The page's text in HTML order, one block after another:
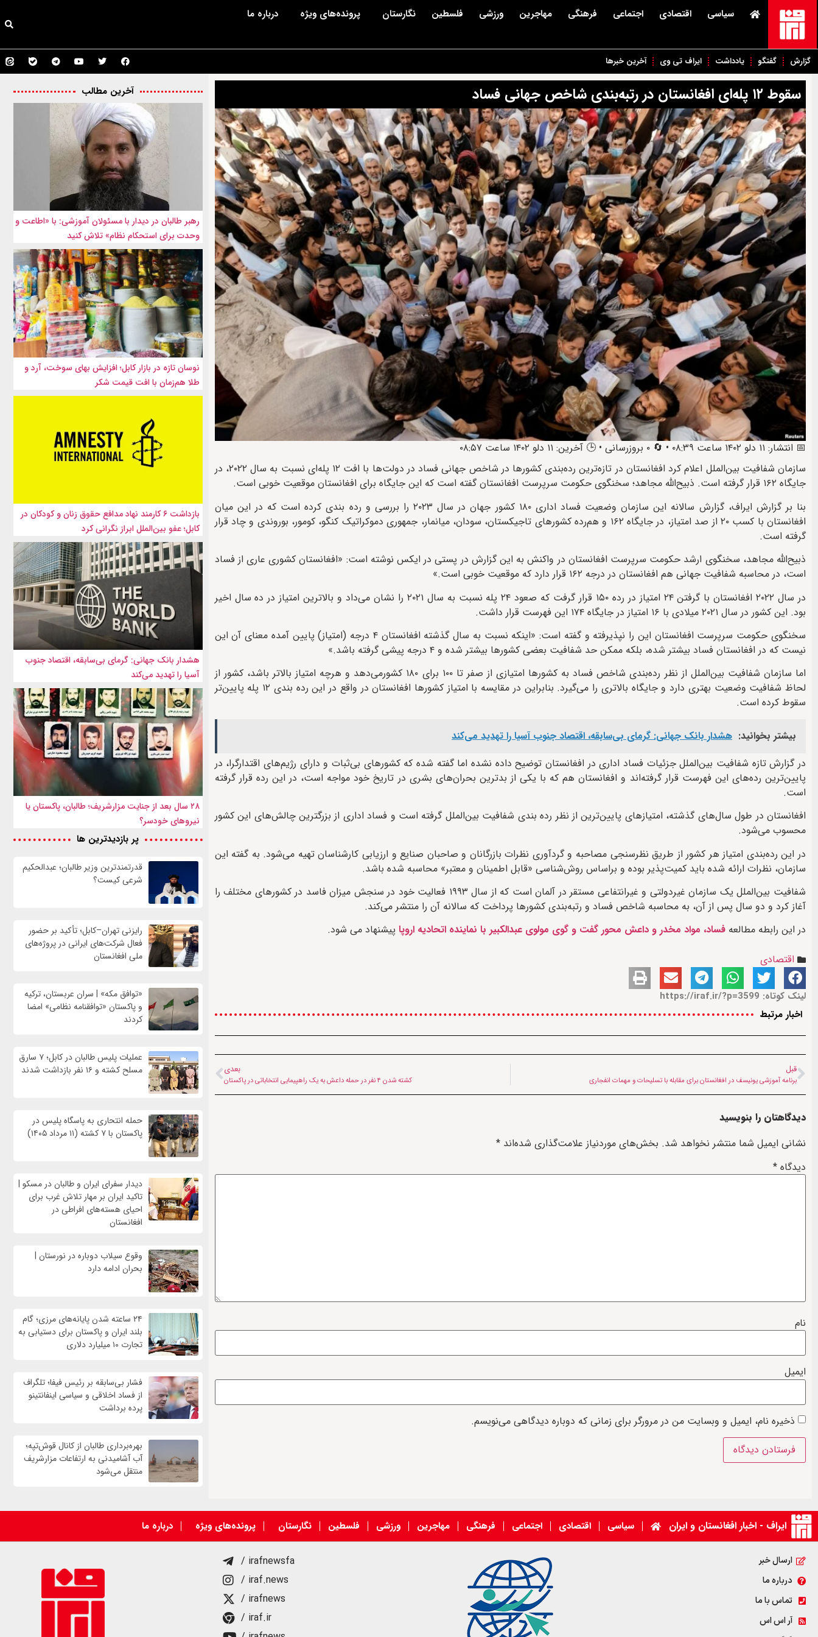
سیاسی اقتصادی اجتماعی فرهنگی مهاجرین ورزشی فلسطین نگارستان پرونده‌های ویژه درباره ما
گزارش گفتگو یادداشت ایراف تی وی آخرین خبرها
سقوط ۱۲ پله‌ای افغانستان در رتبه‌بندی شاخص جهانی فساد
📅 انتشار: ۱۱ دلو ۱۴۰۲ ساعت ۰۸:۳۹ • 🔄 ۰ بروزرسانی • 🕒 آخرین: ۱۱ دلو ۱۴۰۲ ساعت ۰۸:۵۷
سازمان شفافیت بین‌الملل اعلام کرد افغانستان در تازه‌ترین رده‌بندی کشورها در شاخص جهانی فساد در دولت‌ها با افت ۱۲ پله‌ای نسبت به سال ۲۰۲۲، در
جایگاه ۱۶۲ قرار گرفته است. ذبیح‌الله مجاهد؛ سخنگوی حکومت سرپرست افغانستان گفته است که این جایگاه برای افغانستان موقعیت خوبی است.
بنا بر گزارش ایراف، گزارش سالانه این سازمان وضعیت فساد اداری ۱۸۰ کشور جهان در سال ۲۰۲۳ را بررسی و رده بندی کرده است که در این میان
افغانستان با کسب ۲۰ از صد امتیاز، در جایگاه ۱۶۲ و هم‌رده کشورهای تاجیکستان، سودان، میانمار، جمهوری دموکراتیک کنگو، کومور، بوروندی و چاد قرار
گرفته‌ است.
ذبیح‌الله مجاهد، سخنگوی ارشد حکومت سرپرست افغانستان در واکنش به این گزارش در پستی در ایکس نوشته است: «افغانستان کشوری عاری از فساد
است، در محاسبه شفافیت جهانی هم افغانستان در درجه ۱۶۲ قرار دارد که موقعیت خوبی است.»
در سال ۲۰۲۲ افغانستان با گرفتن ۲۴ امتیاز در رده ۱۵۰ قرار گرفت که صعود ۲۴ پله نسبت به سال ۲۰۲۱ را نشان می‌داد و بالاترین امتیاز در ده سال اخیر
بود. این کشور در سال ۲۰۲۱ میلادی با ۱۶ امتیاز در جایگاه ۱۷۴ این فهرست قرار داشت.
سخنگوی حکومت سرپرست افغانستان این را نپذیرفته و گفته است: «اینکه نسبت به سال گذشته افغانستان ۴ درجه (امتیاز) پایین آمده معنای آن این
نیست که در افغانستان فساد بیشتر شده، بلکه ممکن حد شفافیت بعضی کشورها بیشتر شده و ۴ درجه پیشی گرفته باشد.»
اما سازمان شفافیت بین‌الملل از نظر رده‌بندی شاخص فساد به کشورها امتیازی از صفر تا ۱۰۰ برای ۱۸۰ کشورمی‌دهد و هرچه امتیاز بالاتر باشد، کشور از
لحاظ شفافیت وضعیت بهتری دارد و جایگاه بالاتری را می‌گیرد. بنابراین در مقایسه با امتیاز کشورها افغانستان در واقع در این رده بندی ۱۲ پله پایین‌تر
سقوط کرده است.
بیشتر بخوانید: هشدار بانک جهانی: گرمای بی‌سابقه، اقتصاد جنوب آسیا را تهدید می‌کند
در گزارش تازه شفافیت بین‌الملل جزئیات فساد اداری در افغانستان توضیح داده نشده اما گفته شده که کشورهای بی‌ثبات و دارای رژیم‌های اقتدارگرا، در
پایین‌ترین رده‌های این فهرست قرار گرفته‌اند و افغانستان هم که با یکی از بدترین بحران‌های بشری در تاریخ خود مواجه است، در این رده قرار گرفته
است.
افغانستان در طول سال‌های گذشته، امتیازهای پایین‌ترین از نظر رده بندی شفافیت بین‌الملل گرفته است و فساد اداری از بزرگترین چالش‌های این کشور
محسوب می‌شود.
در این رده‌بندی امتیاز هر کشور از طریق نظرسنجی مصاحبه و گردآوری نظرات بازرگانان و صاحبان صنایع و ارزیابی کارشناسان تهیه می‌شود. به گفته این
سازمان، نظرات ارائه شده باید کمیت‌پذیر بوده و براساس روش‌شناسی «قابل اطمینان و معتبر» محاسبه شده باشد.
شفافیت بین‌الملل یک سازمان غیردولتی و غیرانتفاعی مستقر در آلمان است که از سال ١٩٩٣ فعالیت خود در سنجش میزان فاسد در کشورهای مختلف را
آغاز کرد و دو سال پس از آن، به محاسبه شاخص فساد و رتبه‌بندی کشورها پرداخت که سالانه آن را منتشر می‌کند.
در این رابطه مطالعه فساد، مواد مخدر و داعش محور گفت و گوی مولوی عبدالکبیر با نماینده اتحادیه اروپا پیشنهاد می شود.
اقتصادی
لینک کوتاه: https://iraf.ir/?p=3599
اخبار مرتبط
قبل
برنامه آموزشی یونیسف در افغانستان برای مقابله با تسلیحات و مهمات انفجاری
بعدی
کشته شدن ۴ نفر در حمله داعش به یک راهپیمایی انتخاباتی در پاکستان
دیدگاهتان را بنویسید
نشانی ایمیل شما منتشر نخواهد شد. بخش‌های موردنیاز علامت‌گذاری شده‌اند *
دیدگاه *
نام
ایمیل
ذخیره نام، ایمیل و وبسایت من در مرورگر برای زمانی که دوباره دیدگاهی می‌نویسم.
آخرین مطالب
رهبر طالبان در دیدار با مسئولان آموزشی: با «اطاعت و
وحدت برای استحکام نظام» تلاش کنید
نوسان تازه در بازار کابل؛ افزایش بهای سوخت، آرد و
طلا هم‌زمان با افت قیمت شکر
بازداشت ۶ کارمند نهاد مدافع حقوق زنان و کودکان در
کابل؛ عفو بین‌الملل ابراز نگرانی کرد
هشدار بانک جهانی: گرمای بی‌سابقه، اقتصاد جنوب
آسیا را تهدید می‌کند
۲۸ سال بعد از جنایت مزارشریف؛ طالبان، پاکستان یا
نیروهای خودسر؟
پر بازدیدترین ها
قدرتمندترین وزیر طالبان؛ عبدالحکیم
شرعی کیست؟
رایزنی تهران–کابل؛ تأکید بر حضور
فعال شرکت‌های ایرانی در پروژه‌های
ملی افغانستان
«توافق مکه» | سران عربستان، ترکیه
و پاکستان «توافقنامه نظامی» امضا
کردند
عملیات پلیس طالبان در کابل؛ ۷ سارق
مسلح کشته و ۱۶ نفر بازداشت شدند
حمله انتحاری به پاسگاه پلیس در
پاکستان با ۷ کشته (۱۱ مرداد ۱۴۰۵)
دیدار سفرای ایران و طالبان در مسکو |
تاکید ایران بر مهار تلاش‌ غرب برای
احیای هسته‌های افراطی در
افغانستان
وقوع سیلاب دوباره در نورستان |
بحران ادامه دارد
۲۴ ساعته شدن پایانه‌های مرزی؛ گام
بلند ایران و پاکستان برای دستیابی به
تجارت ۱۰ میلیارد دلاری
فشار بی‌سابقه بر رئیس فیفا؛ تلگراف
از فساد اخلاقی و سیاسی اینفانتینو
پرده برداشت
بهره‌برداری طالبان از کانال قوش‌تپه؛
آب آشامیدنی به ارتفاعات مزارشریف
منتقل می‌شود
ایراف - اخبار افغانستان و ایران سیاسی اقتصادی اجتماعی فرهنگی مهاجرین ورزشی فلسطین نگارستان پرونده‌های ویژه درباره ما
ارسال خبر
درباره ما
تماس با ما
آر اس اس
/ irafnewsfa
/ iraf.news
/ irafnews
/ iraf.ir